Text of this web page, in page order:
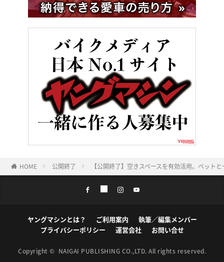
HOME 公開終了 【公開終了】空きスペースを有効活用。ペット
ヤングマシンとは？ ご利用案内
執筆／編集メンバー
プライバシーポリシー
運営会社 お問い合せ
Copyright © NAIGAI PUBLISHING CO.,LTD. All rights reserved.